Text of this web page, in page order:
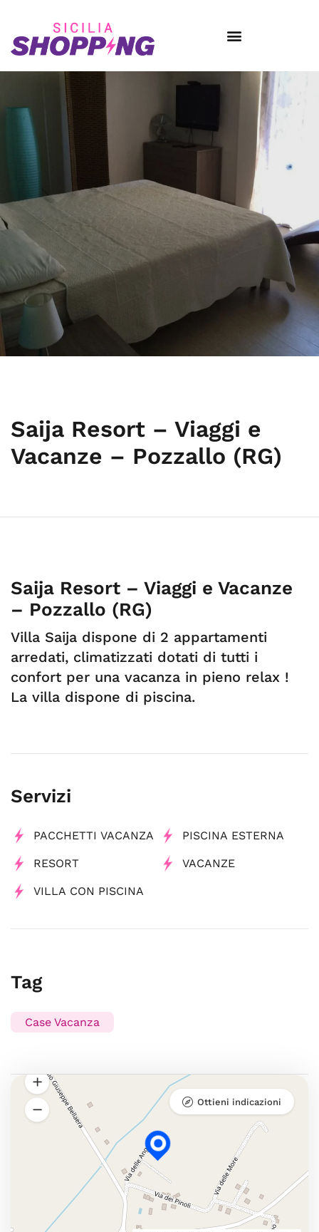
Saija Resort – Viaggi e
Vacanze – Pozzallo (RG)
Saija Resort – Viaggi e Vacanze
– Pozzallo (RG)
Villa Saija dispone di 2 appartamenti
arredati, climatizzati dotati di tutti i
confort per una vacanza in pieno relax !
La villa dispone di piscina.
Servizi
PACCHETTI VACANZA PISCINA ESTERNA
RESORT VACANZE
VILLA CON PISCINA
Tag
Case Vacanza
Ottieni indicazioni